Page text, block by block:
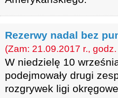
Rezerwy nadal bez
(Zam: 21.09.2017 r.,
W niedzielę 10
podejmowały drugi
rozgrywek ligi